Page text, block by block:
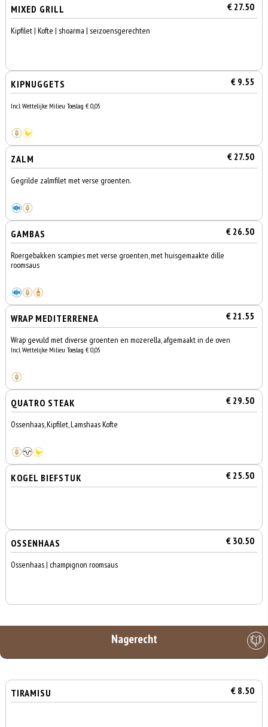
MIXED GRILL € 27.50
Kipfilet | Kofte | shoarma | seizoensgerechten
KIPNUGGETS € 9.55
Incl. Wettelijke Milieu Toeslag € 0,05
ZALM € 27.50
Gegrilde zalmfilet met verse groenten.
GAMBAS € 26.50
Roergebakken scampies met verse groenten, met huisgemaakte dille
roomsaus
WRAP MEDITERRENEA € 21.55
Wrap gevuld met diverse groenten en mozerella, afgemaakt in de oven
Incl. Wettelijke Milieu Toeslag € 0,05
QUATRO STEAK € 29.50
Ossenhaas, Kipfilet, Lamshaas Kofte
KOGEL BIEFSTUK € 25.50
OSSENHAAS € 30.50
Ossenhaas | champignon roomsaus
Nagerecht
TIRAMISU € 8.50